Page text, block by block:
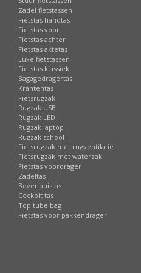
Zadel fietstassen
Fietstas handtas
Fietstas voor
Fietstas achter
Fietstas aktetas
Luxe fietstassen
Fietstas klassiek
Bagagedragertas
Krantentas
Fietsrugzak
Rugzak USB
Rugzak LED
Rugzak laptop
Rugzak school
Fietsrugzak met rugventilatie
Fietsrugzak met waterzak
Fietstas voordrager
Zadeltas
Bovenbuistas
Cockpit tas
Top tube bag
Fietstas voor pakkendrager